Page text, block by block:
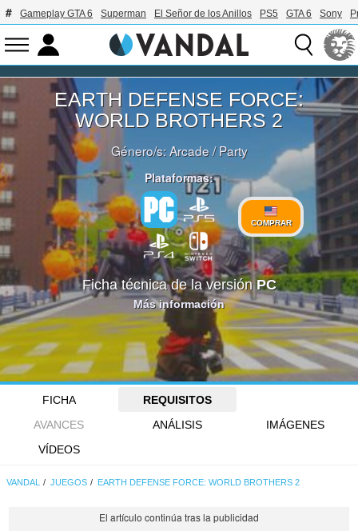
Gameplay GTA 6 Superman El Señor de los Anillos PS5 GTA 6 Sony
EARTH DEFENSE FORCE:
WORLD BROTHERS 2
Género/s:Arcade/Party
Plataformas:
COMPRAR
Ficha técnica de la versiónPC
Más información
FICHA
REQUISITOS
AVANCES
ANÁLISIS
IMÁGENES
VÍDEOS
VANDAL JUEGOS EARTH DEFENSE FORCE: WORLD BROTHERS 2